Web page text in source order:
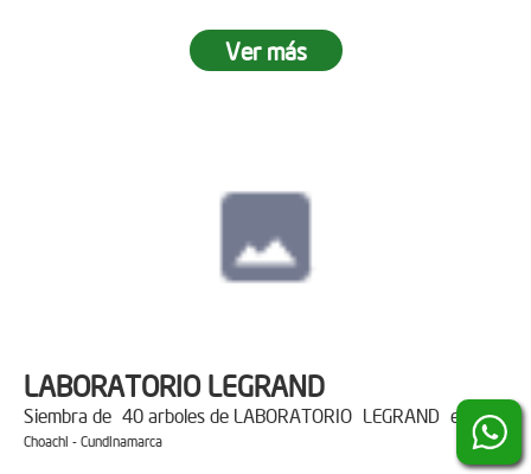
Ver más
LABORATORIO LEGRAND
Siembra de 40 arboles de LABORATORIO LEGRAND en
Choachi - Cundinamarca